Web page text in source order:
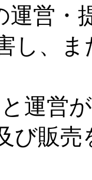
営・
し、
運営
び販